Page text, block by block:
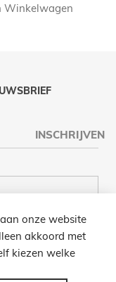
Winkelwagen
INSCHRIJVEN
onze website
akkoord met
kiezen welke